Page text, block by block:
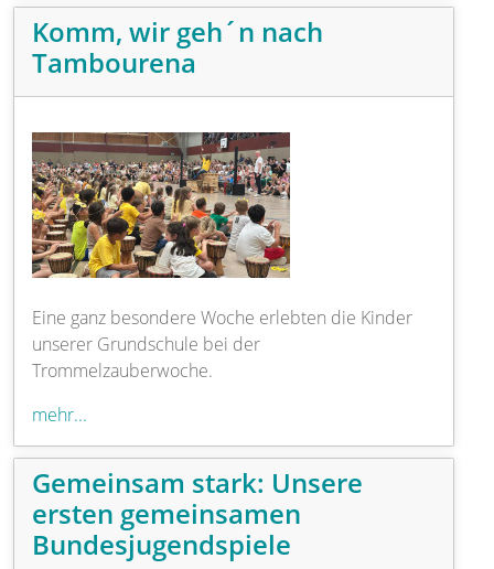
Komm, wir geh´n nach
Tambourena
Eine ganz besondere Woche erlebten die Kinder
unserer Grundschule bei der
Trommelzauberwoche.
mehr...
Gemeinsam stark: Unsere
ersten gemeinsamen
Bundesjugendspiele